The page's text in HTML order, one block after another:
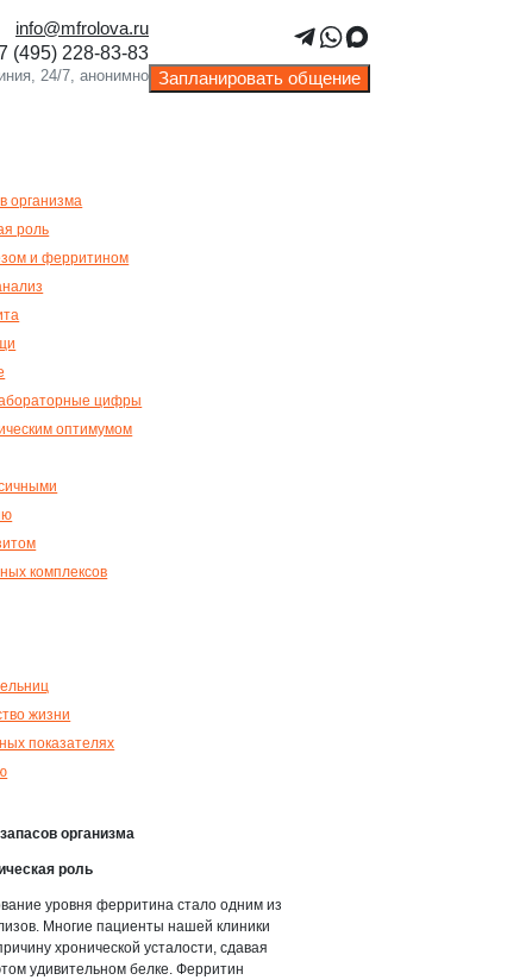
info@mfrolova.ru
Запланировать общение
И
организма
роль
и ферритином
цифры
оптимумом
комплексов
жизни
показателях
организма
роль
уровня ферритина стало одним из
Многие пациенты нашей клиники
хронической усталости, сдавая
удивительном белке. Ферритин